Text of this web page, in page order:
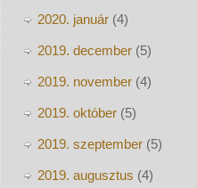
2020. január(4)
2019. december(5)
2019. november(4)
2019. október(5)
2019. szeptember(5)
2019. augusztus (4)